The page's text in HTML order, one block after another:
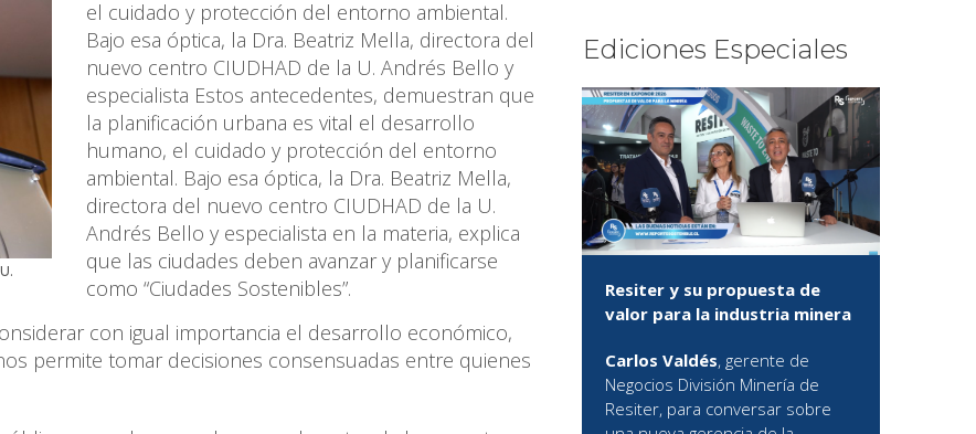
el cuidado y protección del entorno ambiental.
Bajo esa óptica, la Dra. Beatriz Mella, directora del
nuevo centro CIUDHAD de la U. Andrés Bello y
especialista Estos antecedentes, demuestran que
la planificación urbana es vital el desarrollo
humano, el cuidado y protección del entorno
ambiental. Bajo esa óptica, la Dra. Beatriz Mella,
directora del nuevo centro CIUDHAD de la U.
Andrés Bello y especialista en la materia, explica
que las ciudades deben avanzar y planificarse
como “Ciudades Sostenibles”.
con igual importancia el desarrollo económico,
permite tomar decisiones consensuadas entre quienes
Ediciones Especiales
Resiter y su propuesta de
valor para la industria minera
Carlos Valdés, gerente de
Negocios División Minería de
Resiter, para conversar sobre